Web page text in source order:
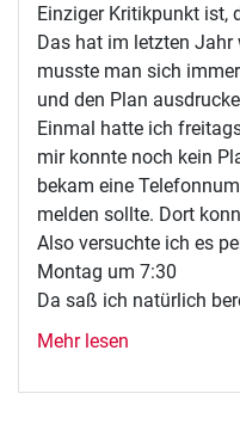
Einziger Kritikpunkt ist,
Das hat im letzten
musste man sich
und den Plan
Einmal hatte ich
mir konnte noch kein
bekam eine
melden sollte. Dort
Also versuchte ich es
Montag um 7:30
Da saß ich natürlich
Mehr lesen